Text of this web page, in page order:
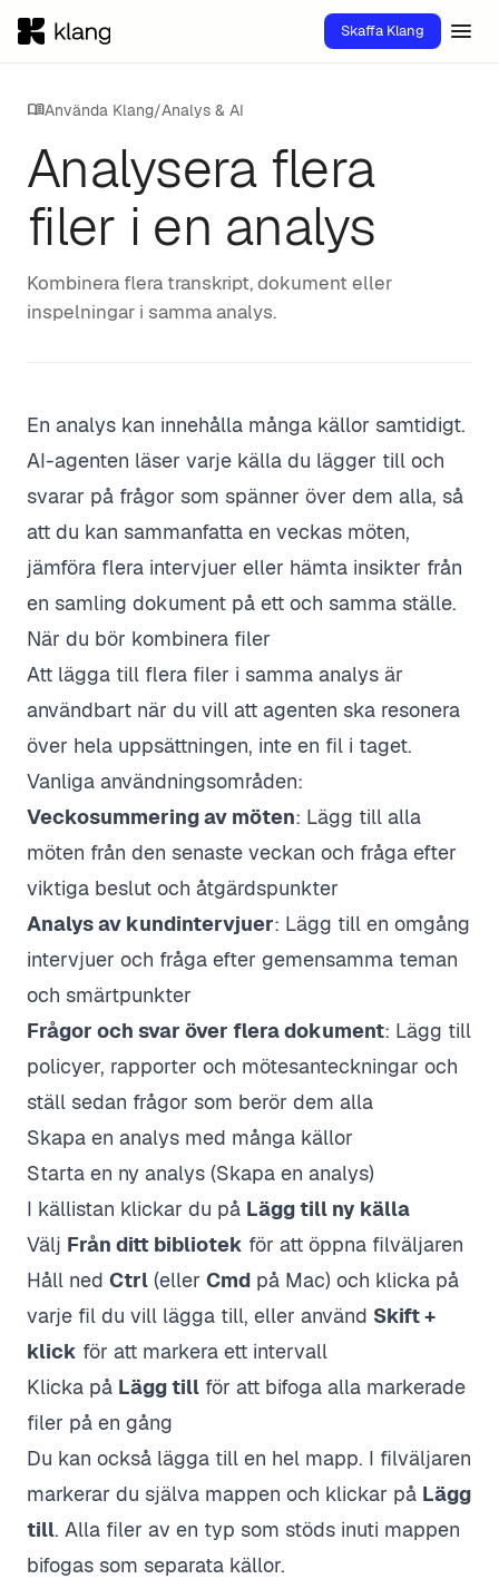
Skaffa Klang menu
menu_bookAnvända Klang/Analys & AI
Analysera flera
filer i en analys
Kombinera flera transkript, dokument eller
inspelningar i samma analys.
En analys kan innehålla många källor samtidigt.
AI-agenten läser varje källa du lägger till och
svarar på frågor som spänner över dem alla, så
att du kan sammanfatta en veckas möten,
jämföra flera intervjuer eller hämta insikter från
en samling dokument på ett och samma ställe.
När du bör kombinera filer
Att lägga till flera filer i samma analys är
användbart när du vill att agenten ska resonera
över hela uppsättningen, inte en fil i taget.
Vanliga användningsområden:
Veckosummering av möten: Lägg till alla
möten från den senaste veckan och fråga efter
viktiga beslut och åtgärdspunkter
Analys av kundintervjuer: Lägg till en omgång
intervjuer och fråga efter gemensamma teman
och smärtpunkter
Frågor och svar över flera dokument: Lägg till
policyer, rapporter och mötesanteckningar och
ställ sedan frågor som berör dem alla
Skapa en analys med många källor
Starta en ny analys (Skapa en analys)
I källistan klickar du på Lägg till ny källa
Välj Från ditt bibliotek för att öppna filväljaren
Håll ned Ctrl (eller Cmd på Mac) och klicka på
varje fil du vill lägga till, eller använd Skift +
klick för att markera ett intervall
Klicka på Lägg till för att bifoga alla markerade
filer på en gång
Du kan också lägga till en hel mapp. I filväljaren
markerar du själva mappen och klickar på Lägg
till. Alla filer av en typ som stöds inuti mappen
bifogas som separata källor.